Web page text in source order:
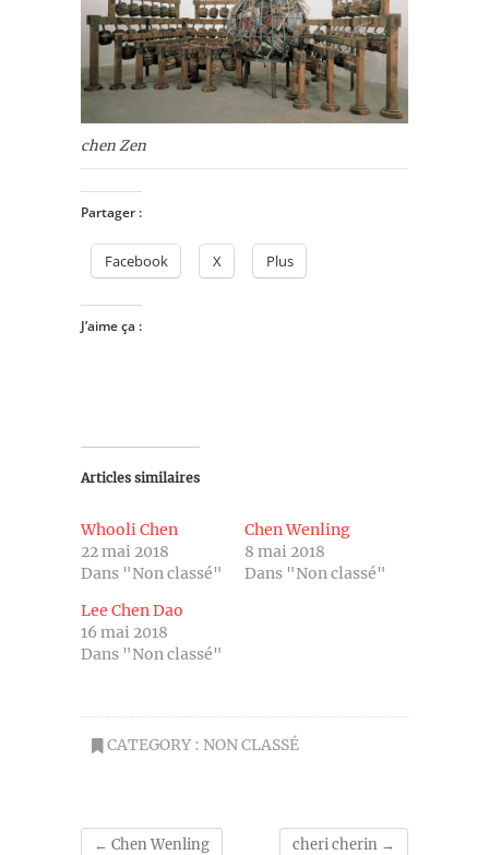
chen Zen
Partager :
Facebook X Plus
J’aime ça :
Articles similaires
Whooli Chen
22 mai 2018
Dans "Non classé"
Chen Wenling
8 mai 2018
Dans "Non classé"
Lee Chen Dao
16 mai 2018
Dans "Non classé"
CATEGORY : NON CLASSÉ
← Chen Wenling cheri cherin →